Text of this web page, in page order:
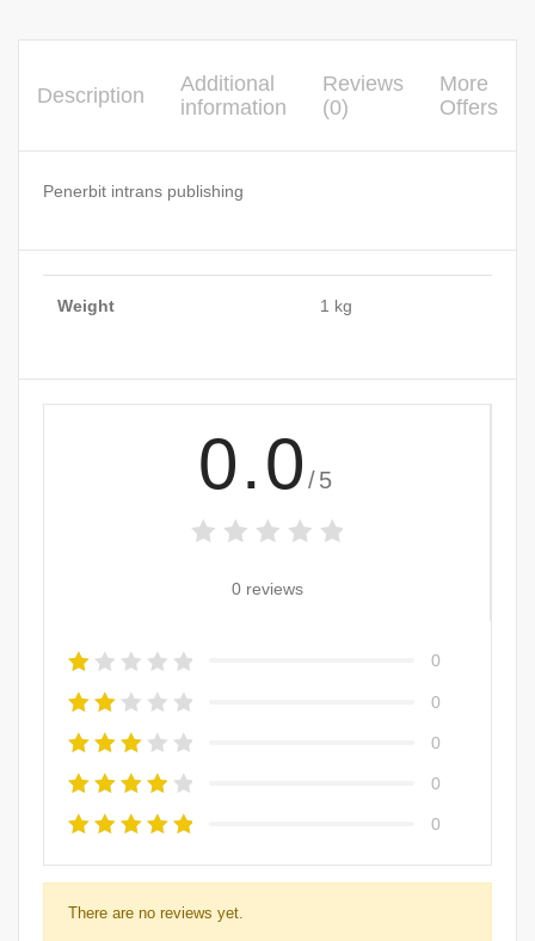
Description
Additional
information
Reviews
(0)
More
Offers
Penerbit intrans publishing
Weight 1 kg
0.0 /5
0 reviews
0
0
0
0
0
There are no reviews yet.